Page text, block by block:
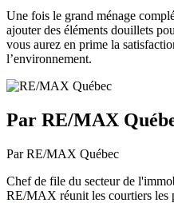
Une fois le grand ménage
ajouter des éléments douillets
vous aurez en prime la
l’environnement.
Par RE/MAX
Par RE/MAX Québec
Chef de file du secteur de
RE/MAX réunit les courtiers les